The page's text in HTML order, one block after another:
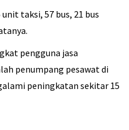
taksi, 57 bus, 21 bus
pengguna jasa
penumpang pesawat di
peningkatan sekitar 15